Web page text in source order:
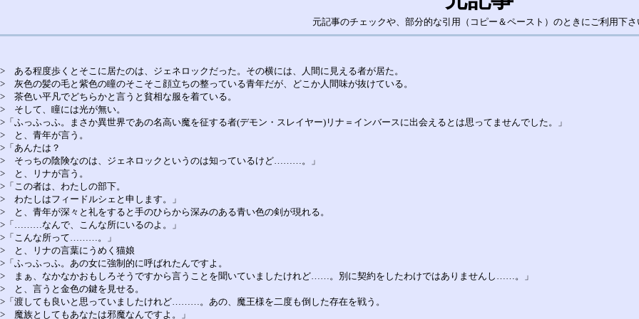
元記事のチェックや、部分的な引用（コピー＆ペースト）のときにご利用下さ
> ある程度歩くとそこに居たのは、ジェネロックだった。その横には、人間に見える者が居た。
> 灰色の髪の毛と紫色の瞳のそこそこ顔立ちの整っている青年だが、どこか人間味が抜けている。
> 茶色い平凡でどちらかと言うと貧相な服を着ている。
> そして、瞳には光が無い。
>「ふっふっふ。まさか異世界であの名高い魔を征する者(デモン・スレイヤー)リナ＝インバースに出会えるとは思ってませんでした。」
> と、青年が言う。
>「あんたは？
> そっちの陰険なのは、ジェネロックというのは知っているけど………。」
> と、リナが言う。
>「この者は、わたしの部下。
> わたしはフィードルシェと申します。」
> と、青年が深々と礼をすると手のひらから深みのある青い色の剣が現れる。
>「………なんで、こんな所にいるのよ。」
>「こんな所って………。」
> と、リナの言葉にうめく猫娘
>「ふっふっふ。あの女に強制的に呼ばれたんですよ。
> まぁ、なかなかおもしろそうですから言うことを聞いていましたけれど……。別に契約をしたわけではありませんし……。」
> と、言うと金色の鍵を見せる。
>「渡しても良いと思っていましたけれど………。あの、魔王様を二度も倒した存在を戦う。
> 魔族としてもあなたは邪魔なんですよ。」